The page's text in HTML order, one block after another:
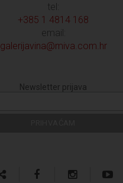
tel:
+385 1 4814 168
email:
galerijavina@miva.com.hr
Newsletter prijava